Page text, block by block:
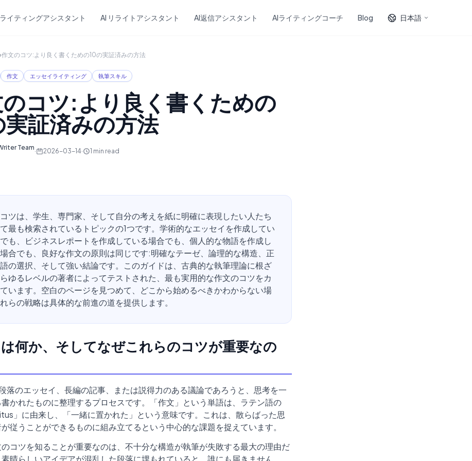
イティングアシスタント AI リライトアシスタント AI返信アシスタント AIライティングコーチ Blog 日本語
›作文のコツ:より良く書くための10の実証済みの方法
作文 エッセイライティング 執筆スキル
コツ:より良く書くための
実証済みの方法
Team· 2026-03-14· 1 min read
ツは、学生、専門家、そして自分の考えを紙に明確に表現したい人たち
最も検索されているトピックの1つです。学術的なエッセイを作成してい
も、ビジネスレポートを作成している場合でも、個人的な物語を作成し
合でも、良好な作文の原則は同じです:明確なテーゼ、論理的な構造、正
の選択、そして強い結論です。このガイドは、古典的な執筆理論に根ざ
ゆるレベルの著者によってテストされた、最も実用的な作文のコツをカ
います。空白のページを見つめて、どこから始めるべきかわからない場
らの戦略は具体的な前進の道を提供します。
何か、そしてなぜこれらのコツが重要なの
落のエッセイ、長編の記事、または説得力のある議論であろうと、思考を一
かれたものに整理するプロセスです。「作文」という単語は、ラテン語の
」に由来し、「一緒に置かれた」という意味です。これは、散らばった思
従うことができるものに組み立てるという中心的な課題を捉えています。
コツを知ることが重要なのは、不十分な構造が執筆が失敗する最大の理由だ
晴らしいアイデアが混乱した段落に埋もれていると、誰にも届きません。